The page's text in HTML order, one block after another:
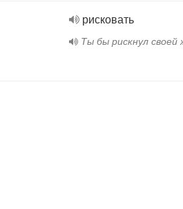
рисковать
Ты бы рискнул